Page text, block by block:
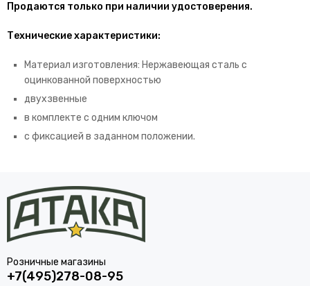
Продаются только при наличии удостоверения.
Технические характеристики:
Материал изготовления: Нержавеющая сталь с
оцинкованной поверхностью
двухзвенные
в комплекте с одним ключом
с фиксацией в заданном положении.
Розничные магазины
+7(495)278-08-95